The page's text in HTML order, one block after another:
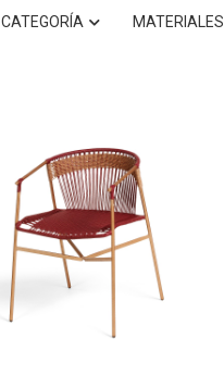
CATEGORÍA
MATERIALES